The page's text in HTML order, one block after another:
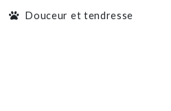
Douceur et tendresse